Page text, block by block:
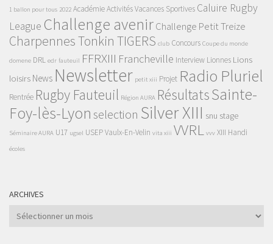
1 ballon pour tous 2022 AcadémieActivités Vacances Sportives Caluire Rugby
League Challenge avenirChallenge Petit Treize
Charpennes Tonkin TIGERS club Concours Coupe du monde
domene DRL edr fauteuil FFRXIII Francheville Interview Lionnes Lions
loisirs News Newsletter petit xiii Projet Radio Pluriel
Rentrée Rugby Fauteuil Région AURA RésultatsSainte-
Foy-lès-Lyon selection Silver XIII snu stage
Séminaire AURA U17 ugsel USEPVaulx-En-Velin vita xiii VVRL vvv XIII Handi
écoles
ARCHIVES
Archives